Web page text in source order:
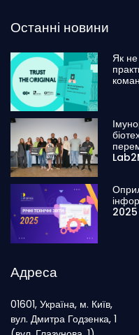
Останні новини
Як
2025
Адреса
01601, Україна, м. Київ,
вул. Дмитра Годзенка, 1